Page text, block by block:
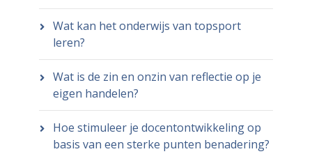
Wat kan het onderwijs van topsport
leren?
Wat is de zin en onzin van reflectie op je
eigen handelen?
Hoe stimuleer je docentontwikkeling op
basis van een sterke punten benadering?